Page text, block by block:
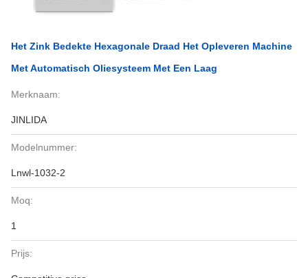
Het Zink Bedekte Hexagonale Draad Het Opleveren Machine
Met Automatisch Oliesysteem Met Een Laag
Merknaam:
JINLIDA
Modelnummer:
Lnwl-1032-2
Moq:
1
Prijs: